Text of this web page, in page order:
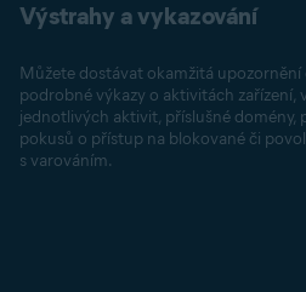
Výstrahy a vykazování
Můžete dostávat okamžitá upozornění
podrobné výkazy o aktivitách zařízení,
jednotlivých aktivit, příslušné domény,
pokusů o přístup na blokované či
s varováním.